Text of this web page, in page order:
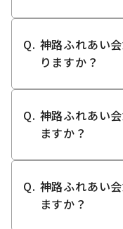
神路ふれあい
りますか？
神路ふれあい
ますか？
神路ふれあい
ますか？